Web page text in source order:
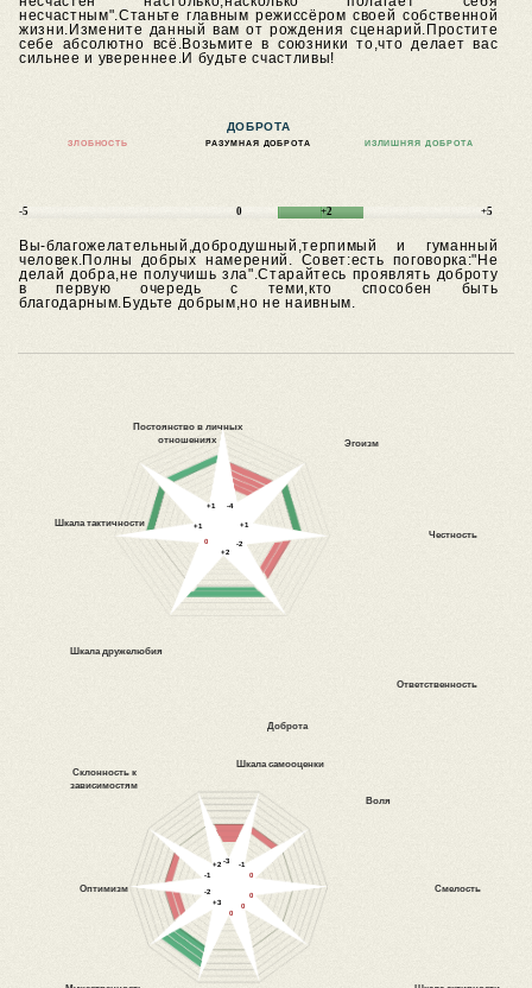
несчастным".Станьте главным режиссёром своей собственной
жизни.Измените данный вам от рождения сценарий.Простите
себе абсолютно всё.Возьмите в союзники то,что делает вас
сильнее и увереннее.И будьте счастливы!
ДОБРОТА
ЗЛОБНОСТЬ РАЗУМНАЯ ДОБРОТА ИЗЛИШНЯЯ ДОБРОТА
-5 0 +2 +5
Вы-благожелательный,добродушный,терпимый и гуманный
человек.Полны добрых намерений. Совет:есть поговорка:"Не
делай добра,не получишь зла".Старайтесь проявлять доброту
в первую очередь с теми,кто способен быть
благодарным.Будьте добрым,но не наивным.